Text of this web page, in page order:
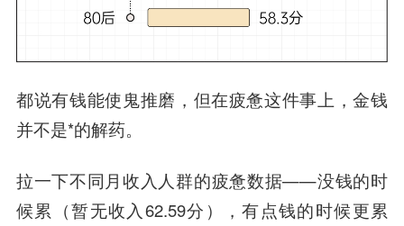
都说有钱能使鬼推磨，但在疲惫这件事上，金钱
并不是*的解药。
拉一下不同月收入人群的疲惫数据——没钱的时
候累（暂无收入62.59分），有点钱的时候更累